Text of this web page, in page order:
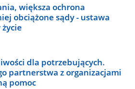
większa ochrona
obciążone sądy - ustawa
dla potrzebujących.
partnerstwa z organizacjami
pomoc